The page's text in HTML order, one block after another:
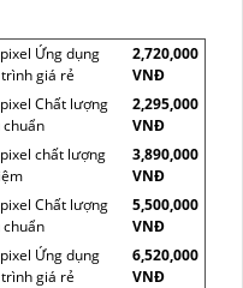
Ứng dụng
giá rẻ
2,720,000
VNĐ
Chất lượng
2,295,000
VNĐ
chất lượng
3,890,000
VNĐ
Chất lượng
5,500,000
VNĐ
Ứng dụng
giá rẻ
6,520,000
VNĐ